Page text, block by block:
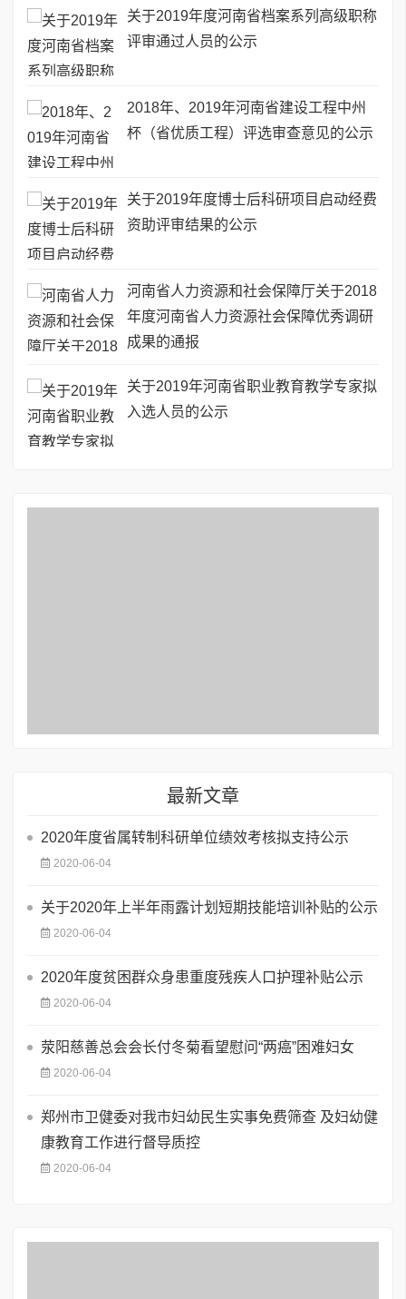
关于2019年度河南省档案系列高级职称
评审通过人员的公示
2018年、2019年河南省建设工程中州
杯（省优质工程）评选审查意见的公示
关于2019年度博士后科研项目启动经费
资助评审结果的公示
河南省人力资源和社会保障厅关于2018
年度河南省人力资源社会保障优秀调研
成果的通报
关于2019年河南省职业教育教学专家拟
入选人员的公示
最新文章
2020年度省属转制科研单位绩效考核拟支持公示
2020-06-04
关于2020年上半年雨露计划短期技能培训补贴的公示
2020-06-04
2020年度贫困群众身患重度残疾人口护理补贴公示
2020-06-04
荥阳慈善总会会长付冬菊看望慰问“两癌”困难妇女
2020-06-04
郑州市卫健委对我市妇幼民生实事免费筛查 及妇幼健
康教育工作进行督导质控
2020-06-04